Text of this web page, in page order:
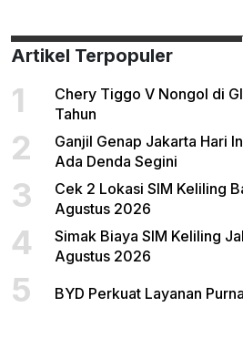
Artikel Terpopuler
1
Chery Tiggo V Nongol di
Tahun
2
Ganjil Genap Jakarta Hari
Ada Denda Segini
3
Cek 2 Lokasi SIM Keliling
Agustus 2026
4
Simak Biaya SIM Keliling
Agustus 2026
5 BYD Perkuat Layanan